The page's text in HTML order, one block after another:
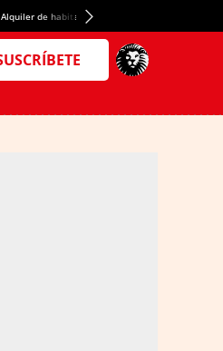
Alquiler de habitaciones en España